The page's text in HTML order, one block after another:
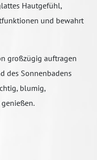
Hautgefühl,
und bewahrt
großzügig auftragen
des Sonnenbadens
blumig,